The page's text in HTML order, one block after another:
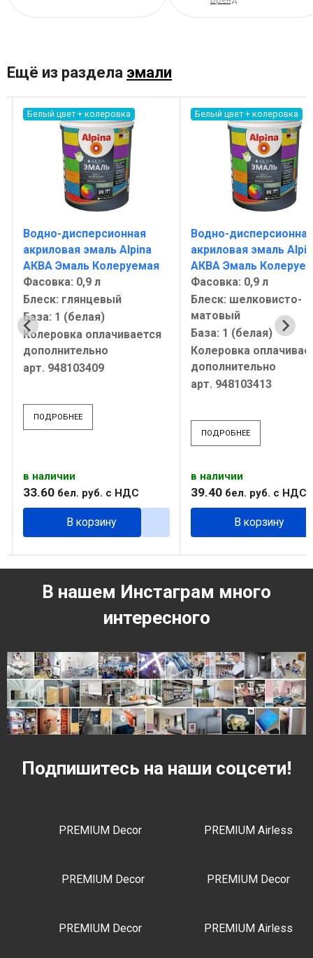
Ещё из раздела эмали
Белый цвет + колеровка
Водно-дисперсионная
акриловая эмаль Alpina
АКВА Эмаль Колеруемая
Фасовка: 0,9 л
Блеск: глянцевый
База: 1 (белая)
Колеровка оплачивается
дополнительно
арт. 948103409
ПОДРОБНЕЕ
в наличии
33.60 бел. руб. с НДС
В корзину
Белый цвет + колеровка
Водно-дисперсионная
акриловая эмаль
АКВА Эмаль
Фасовка: 0,9 л
Блеск: шелковисто-
матовый
База: 1 (белая)
Колеровка
дополнительно
арт. 948103413
ПОДРОБНЕЕ
в наличии
39.40 бел. руб. с НДС
В корзину
В нашем Инстаграм много
интересного
Подпишитесь на наши соцсети!
PREMIUM Decor PREMIUM Airless
PREMIUM Decor PREMIUM Decor
PREMIUM Decor PREMIUM Airless